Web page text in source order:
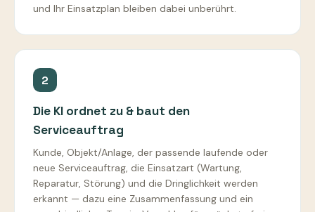
und Ihr Einsatzplan bleiben dabei unberührt.
2
Die KI ordnet zu & baut den
Serviceauftrag
Kunde, Objekt/Anlage, der passende laufende oder
neue Serviceauftrag, die Einsatzart (Wartung,
Reparatur, Störung) und die Dringlichkeit werden
erkannt — dazu eine Zusammenfassung und ein